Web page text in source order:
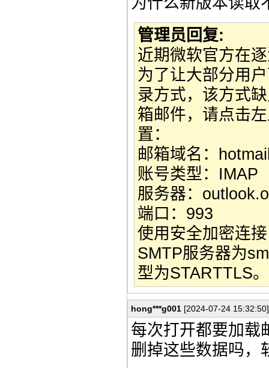
管理员回复:
近期微软官方在
为了让大部分用
录方式，该方式
箱邮件，请点击
置：
邮箱域名：
账号类型：IMAP
服务器：
端口：993
使用安全加密连
SMTP服务器为
型为STARTTLS。
hong***g001 [2024-07-24 15:32:50]
每次打开都要加载
删掉这些数据吗，